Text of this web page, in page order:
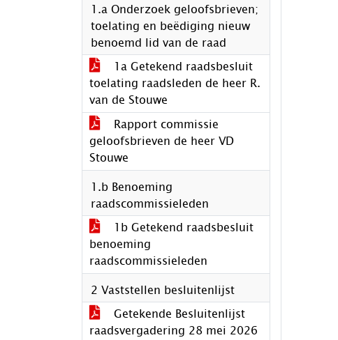
1.a Onderzoek geloofsbrieven;
toelating en beëdiging nieuw
benoemd lid van de raad
1a Getekend raadsbesluit
toelating raadsleden de heer R.
van de Stouwe
Rapport commissie
geloofsbrieven de heer VD
Stouwe
1.b Benoeming
raadscommissieleden
1b Getekend raadsbesluit
benoeming
raadscommissieleden
2 Vaststellen besluitenlijst
Getekende Besluitenlijst
raadsvergadering 28 mei 2026